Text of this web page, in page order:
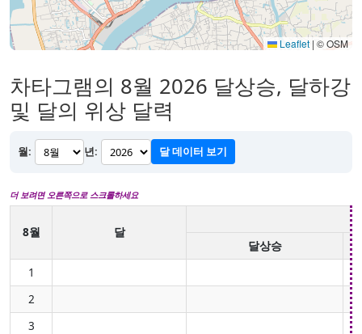
Leaflet | © OSM
차타그램의 8월 2026 달상승, 달하강
및 달의 위상 달력
월: 년: 달 데이터 보기
더 보려면 오른쪽으로 스크롤하세요
8월
달
달상승
1
2
3